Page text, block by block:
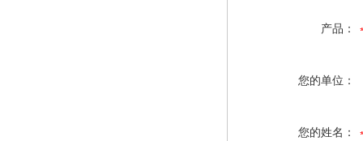
产品：
您的单位：
您的姓名：